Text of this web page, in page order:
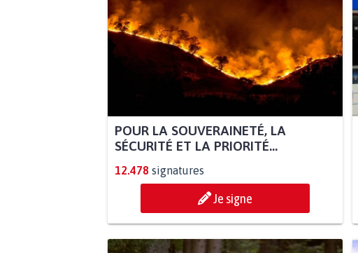
POUR LA SOUVERAINETÉ, LA
SÉCURITÉ ET LA PRIORITÉ...
12.478 signatures
Je signe